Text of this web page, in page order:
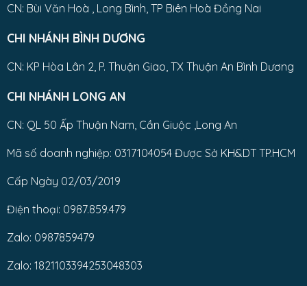
CN: Bùi Văn Hoà , Long Bình, TP Biên Hoà Đồng Nai
CHI NHÁNH BÌNH DƯƠNG
CN: KP Hòa Lân 2, P. Thuận Giao, TX Thuận An Bình Dương
CHI NHÁNH LONG AN
CN: QL 50 Ấp Thuận Nam, Cần Giuộc ,Long An
Mã số doanh nghiệp: 0317104054 Được Sở KH&DT TP.HCM
Cấp Ngày 02/03/2019
Điện thoại: 0987.859.479
Zalo: 0987859479
Zalo: 1821103394253048303